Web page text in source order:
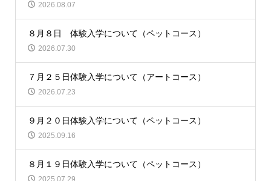
2026.08.07
８月８日 体験入学について（ペットコース）
2026.07.30
７月２５日体験入学について（アートコース）
2026.07.23
９月２０日体験入学について（ペットコース）
2025.09.16
８月１９日体験入学について（ペットコース）
2025.07.29